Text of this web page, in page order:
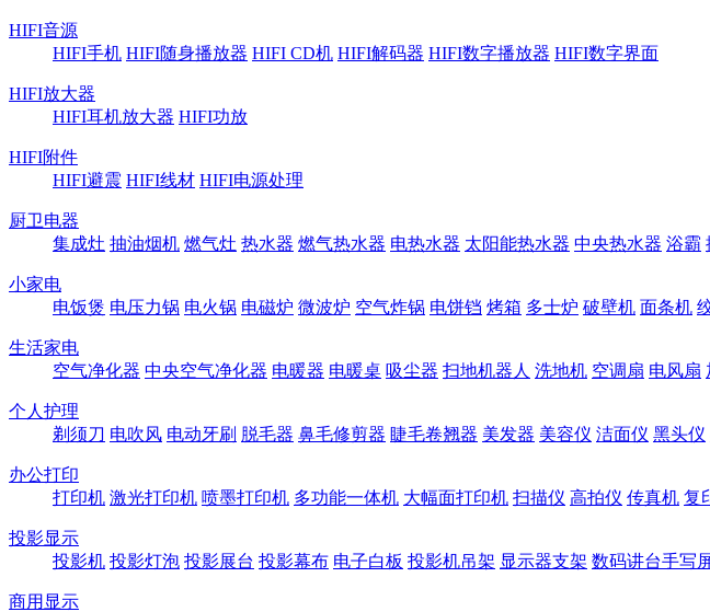
HIFI音源
HIFI手机 HIFI随身播放器 HIFI CD机 HIFI解码器 HIFI数字播放器 HIFI数字界面
HIFI放大器
HIFI耳机放大器 HIFI功放
HIFI附件
HIFI避震 HIFI线材 HIFI电源处理
厨卫电器
集成灶 抽油烟机 燃气灶 热水器 燃气热水器 电热水器 太阳能热水器 中央热水器 浴霸
小家电
电饭煲 电压力锅 电火锅 电磁炉 微波炉 空气炸锅 电饼铛 烤箱 多士炉 破壁机 面条机
生活家电
空气净化器 中央空气净化器 电暖器 电暖桌 吸尘器 扫地机器人 洗地机 空调扇 电风扇
个人护理
剃须刀 电吹风 电动牙刷 脱毛器 鼻毛修剪器 睫毛卷翘器 美发器 美容仪 洁面仪 黑头仪
办公打印
打印机 激光打印机 喷墨打印机 多功能一体机 大幅面打印机 扫描仪 高拍仪 传真机 复
投影显示
投影机 投影灯泡 投影展台 投影幕布 电子白板 投影机吊架 显示器支架 数码讲台手写
商用显示